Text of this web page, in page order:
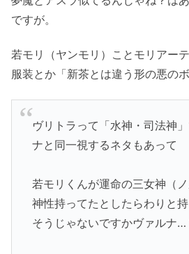
ですが。
若モリ（ヤンモリ）ことモリアー
服装とか「新茶とは違う形の悪の
ヴリトラって「水神・司法神
ナと同一視するネタもあって
若モリくんが運命の三女神（
神性持ってたとしたらわりと
そうじゃないですかヴァルナ…